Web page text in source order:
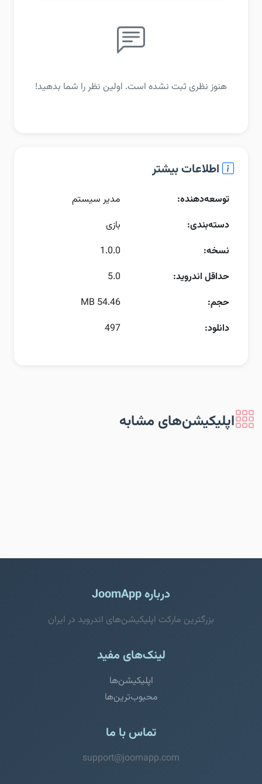
هنوز نظری ثبت نشده است. اولین نظر را شما بدهید!
اطلاعات بیشتر
توسعه‌دهنده:
مدیر سیستم
دسته‌بندی:
بازی
نسخه:
1.0.0
حداقل اندروید:
5.0
حجم:
54.46 MB
دانلود:
497
اپلیکیشن‌های مشابه
درباره JoomApp
بزرگترین مارکت اپلیکیشن‌های اندروید در ایران
لینک‌های مفید
اپلیکیشن‌ها
محبوب‌ترین‌ها
تماس با ما
support@joomapp.com